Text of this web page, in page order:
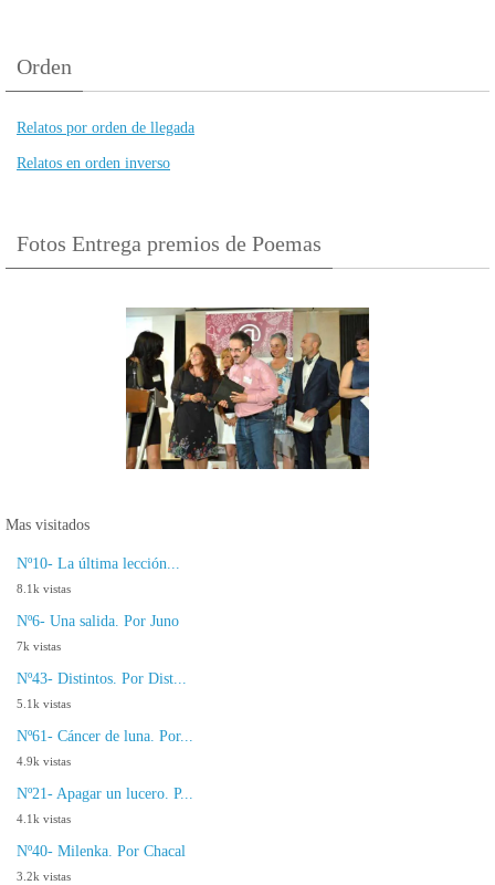
Orden
Relatos por orden de llegada
Relatos en orden inverso
Fotos Entrega premios de Poemas
Mas visitados
Nº10- La última lección...
8.1k vistas
Nº6- Una salida. Por Juno
7k vistas
Nº43- Distintos. Por Dist...
5.1k vistas
Nº61- Cáncer de luna. Por...
4.9k vistas
Nº21- Apagar un lucero. P...
4.1k vistas
Nº40- Milenka. Por Chacal
3.2k vistas